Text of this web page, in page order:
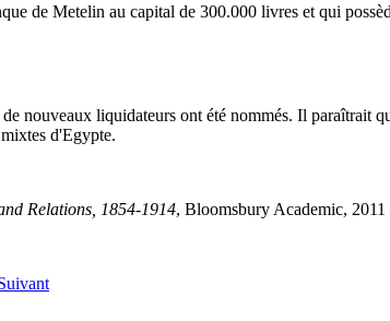
de Metelin au capital de 300.000 livres et qui
nouveaux liquidateurs ont été nommés. Il paraîtrait
d'Egypte.
Relations, 1854-1914, Bloomsbury Academic, 2011